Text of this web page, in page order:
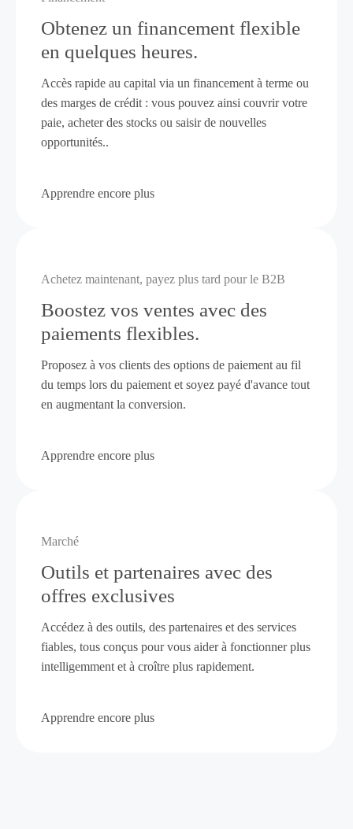
Obtenez un financement flexible
en quelques heures.
Accès rapide au capital via un financement à terme ou
des marges de crédit : vous pouvez ainsi couvrir votre
paie, acheter des stocks ou saisir de nouvelles
opportunités..
Apprendre encore plus
Achetez maintenant, payez plus tard pour le B2B
Boostez vos ventes avec des
paiements flexibles.
Proposez à vos clients des options de paiement au fil
du temps lors du paiement et soyez payé d'avance tout
en augmentant la conversion.
Apprendre encore plus
Marché
Outils et partenaires avec des
offres exclusives
Accédez à des outils, des partenaires et des services
fiables, tous conçus pour vous aider à fonctionner plus
intelligemment et à croître plus rapidement.
Apprendre encore plus